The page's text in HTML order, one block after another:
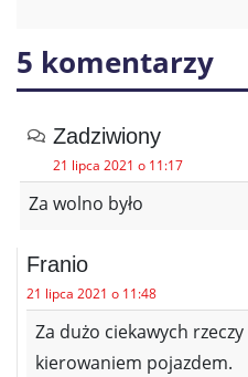
5 komentarzy
Zadziwiony
21 lipca 2021 o 11:17
Za wolno było
Franio
21 lipca 2021 o 11:48
Za dużo ciekawych
kierowaniem pojazdem.